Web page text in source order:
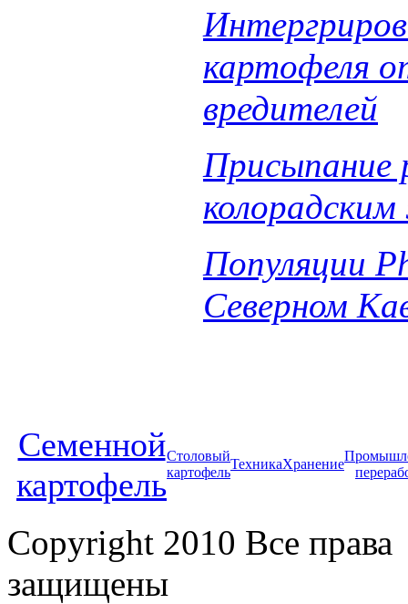
картофеля
вредителей
Присыпание
Популяции
Северном
Cеменной
картофель
Столовый
картофель
ТехникаХранение
Copyright 2010 Все права
защищены